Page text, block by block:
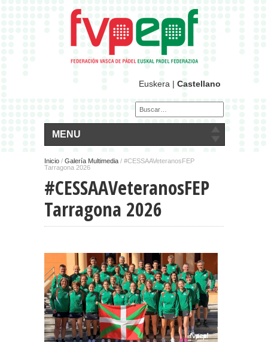
Euskera | Castellano
MENU
Inicio / Galería Multimedia / #CESSAAVeteranosFEP
Tarragona 2026
#CESSAAVeteranosFEP
Tarragona 2026